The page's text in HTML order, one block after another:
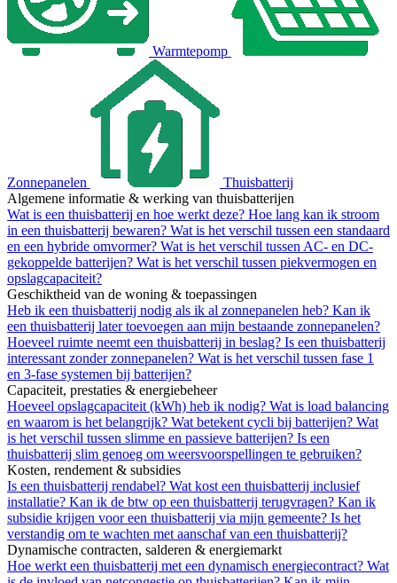
Warmtepomp
Zonnepanelen
Thuisbatterij
Algemene informatie & werking van thuisbatterijen
Wat is een thuisbatterij en hoe werkt deze? Hoe lang kan ik stroom
in een thuisbatterij bewaren? Wat is het verschil tussen een standaard
en een hybride omvormer? Wat is het verschil tussen AC- en DC-
gekoppelde batterijen? Wat is het verschil tussen piekvermogen en
opslagcapaciteit?
Geschiktheid van de woning & toepassingen
Heb ik een thuisbatterij nodig als ik al zonnepanelen heb? Kan ik
een thuisbatterij later toevoegen aan mijn bestaande zonnepanelen?
Hoeveel ruimte neemt een thuisbatterij in beslag? Is een thuisbatterij
interessant zonder zonnepanelen? Wat is het verschil tussen fase 1
en 3-fase systemen bij batterijen?
Capaciteit, prestaties & energiebeheer
Hoeveel opslagcapaciteit (kWh) heb ik nodig? Wat is load balancing
en waarom is het belangrijk? Wat betekent cycli bij batterijen? Wat
is het verschil tussen slimme en passieve batterijen? Is een
thuisbatterij slim genoeg om weersvoorspellingen te gebruiken?
Kosten, rendement & subsidies
Is een thuisbatterij rendabel? Wat kost een thuisbatterij inclusief
installatie? Kan ik de btw op een thuisbatterij terugvragen? Kan ik
subsidie krijgen voor een thuisbatterij via mijn gemeente? Is het
verstandig om te wachten met aanschaf van een thuisbatterij?
Dynamische contracten, salderen & energiemarkt
Hoe werkt een thuisbatterij met een dynamisch energiecontract? Wat